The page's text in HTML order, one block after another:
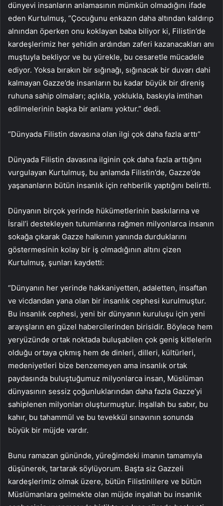
dünyevi insanların anlamasının mümkün olmadığını ifade
eden Kurtulmuş, “Çocuğunu enkazın daha altından kaldırıp
alnından öperken onu koklayan baba biliyor ki, Filistin’de
kardeşlerimiz her şehidin ardından zaferi kazanacakları anı
muştuyla bekliyor ve bu yürekle, bu cesaretle mücadele
ediyor. Yoksa bırakın bir sığınağı, sığınacak bir duvarı dahi
kalmayan Gazze’de insanların bu kadar büyük bir direniş
ruhuna sahip olmaları; açlıkla, yoklukla, baskıyla imtihan
edilmelerinin başka bir anlamı yoktur.” dedi.
“Dünyada Filistin davasına olan ilgi çok daha fazla arttı”
Dünyada Filistin davasına ilginin çok daha fazla arttığını
vurgulayan Kurtulmuş, bu anlamda Filistin’de, Gazze’de
yaşananların bütün insanlık için rehberlik yaptığını belirtti.
Dünyanın birçok yerinde hükümetlerinin baskılarına ve
İsrail’i destekleyen tutumlarına rağmen milyonlarca insanın
sokağa çıkarak Gazze halkının yanında durduklarını
göstermesinin kolay bir iş olmadığının altını çizen
Kurtulmuş, şunları kaydetti:
“Dünyanın her yerinde hakkaniyetten, adaletten, insaftan
ve vicdandan yana olan bir insanlık cephesi kurulmuştur.
Bu insanlık cephesi, yeni bir dünyanın kuruluşu için yeni
arayışların en güzel habercilerinden birisidir. Böylece hem
yeryüzünde ortak noktada buluşabilen çok geniş kitlelerin
olduğu ortaya çıkmış hem de dinleri, dilleri, kültürleri,
medeniyetleri bize benzemeyen ama insanlık ortak
paydasında buluştuğumuz milyonlarca insan, Müslüman
dünyasının sessiz çoğunluklarından daha fazla Gazze’yi
sahiplenen milyonları oluşturmuştur. İnşallah bu sabır, bu
kahır, bu tahammül ve bu tevekkül sınavının sonunda
büyük bir müjde vardır.
Bunu ramazan gününde, yüreğimdeki imanın tamamıyla
düşünerek, tartarak söylüyorum. Başta siz Gazzeli
kardeşlerimiz olmak üzere, bütün Filistinlilere ve bütün
Müslümanlara gelmekte olan müjde inşallah bu insanlık